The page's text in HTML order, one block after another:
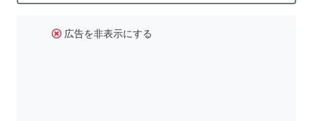
広告を非表示にする